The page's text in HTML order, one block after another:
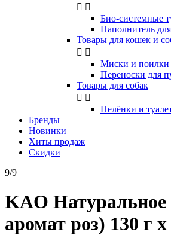
 
Био-системные
Наполнитель
Товары для кошек и
 
Миски и поилки
Переноски для
Товары для собак
 
Пелёнки и
Бренды
Новинки
Хиты продаж
Скидки
9/9
KAO
аромат роз) 130 г